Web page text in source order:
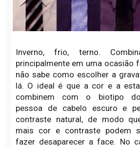
Inverno, frio, terno.
principalmente em uma ocasião
não sabe como escolher a
lá. O ideal é que a cor e a
combinem com o biotipo do
pessoa de cabelo escuro e
contraste natural, de modo
mais cor e contraste podem
fazer desaparecer a face. No